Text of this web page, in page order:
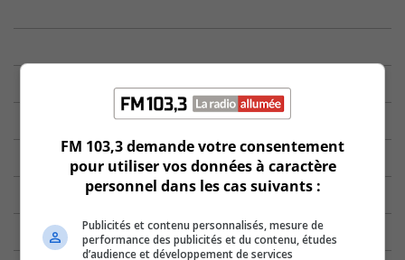
FM 103,3 demande votre consentement
pour utiliser vos données à caractère
personnel dans les cas suivants :
Publicités et contenu personnalisés, mesure de
performance des publicités et du contenu, études
d’audience et développement de services